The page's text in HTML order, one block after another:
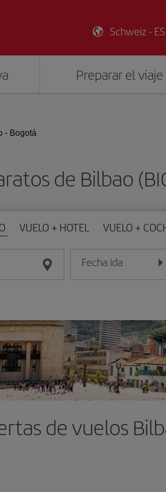
Schweiz - ES
Preparar el viaje
- Bogotá
de Bilbao
VUELO + HOTEL VUELO +
Fecha ida
Introduce la fecha en
de vuelos